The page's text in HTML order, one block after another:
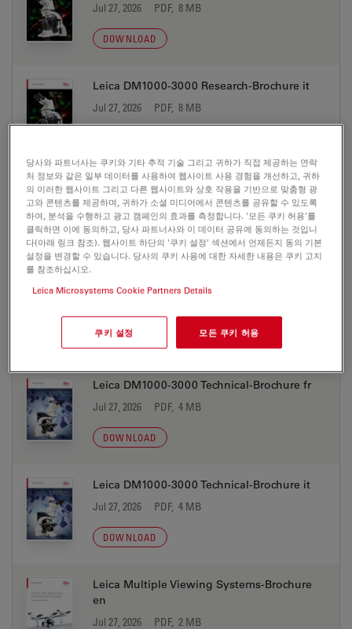
Jul 27, 2026 PDF, 8 MB
DOWNLOAD
Leica DM1000-3000 Research-Brochure it
Jul 27, 2026 PDF, 8 MB
Leica DM1000-3000 Technical-Brochure de
Jul 27, 2026 PDF, 4 MB
DOWNLOAD
Leica DM1000-3000 Technical-Brochure es
DOWNLOAD
Leica DM1000-3000 Technical-Brochure fr
Jul 27, 2026 PDF, 4 MB
DOWNLOAD
Leica DM1000-3000 Technical-Brochure it
Jul 27, 2026 PDF, 4 MB
DOWNLOAD
Leica Multiple Viewing Systems-Brochure
en
Jul 27, 2026 PDF, 2 MB
당사와 파트너사는 쿠키와 기타 추적 기술 그리고 귀하가 직접 제공하는 연락
처 정보와 같은 일부 데이터를 사용하여 웹사이트 사용 경험을 개선하고, 귀하
의 이러한 웹사이트 그리고 다른 웹사이트와 상호 작용을 기반으로 맞춤형 광
고와 콘텐츠를 제공하며, 귀하가 소셜 미디어에서 콘텐츠를 공유할 수 있도록
하여, 분석을 수행하고 광고 캠페인의 효과를 측정합니다. '모든 쿠키 허용'를
클릭하면 이에 동의하고, 당사 파트너사와 이 데이터 공유에 동의하는 것입니
다(아래 링크 참조). 웹사이트 하단의 '쿠키 설정' 섹션에서 언제든지 동의 기본
설정을 변경할 수 있습니다. 당사의 쿠키 사용에 대한 자세한 내용은 쿠키 고지
를 참조하십시오.
Leica Microsystems Cookie Partners Details
쿠키 설정 모든 쿠키 허용